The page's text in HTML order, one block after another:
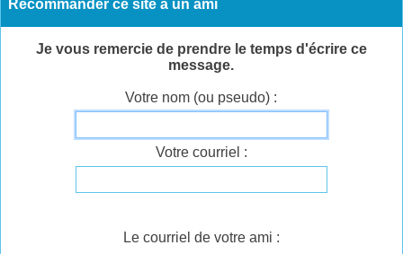
Recommander ce site à un ami
Je vous remercie de prendre le temps d'écrire ce
message.
Votre nom (ou pseudo) :
Votre courriel :
Le courriel de votre ami :